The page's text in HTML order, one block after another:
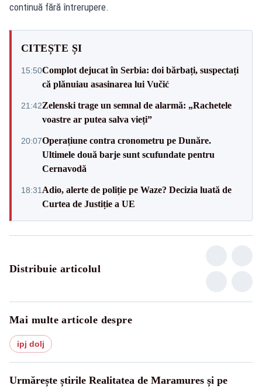
continuă fără întrerupere.
CITEȘTE ȘI
15:50Complot dejucat în Serbia: doi bărbați, suspectați
că plănuiau asasinarea lui Vučić
21:42Zelenski trage un semnal de alarmă: „Rachetele
voastre ar putea salva vieți”
20:07Operațiune contra cronometru pe Dunăre.
Ultimele două barje sunt scufundate pentru
Cernavodă
18:31 Adio, alerte de poliție pe Waze? Decizia luată de
Curtea de Justiție a UE
Distribuie articolul
Mai multe articole despre
ipj dolj
Urmărește știrile Realitatea de Maramures și pe